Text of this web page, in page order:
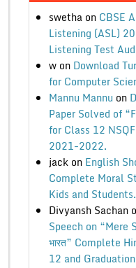
swethaon CBSE
Listening (ASL)
Listening Test
won Download
for Computer
Mannu Mannu on
Paper Solved of
for Class 12
2021-2022.
jackon English
Complete Moral
Kids and Students.
Divyansh Sachan
Speech on “Mere
भारत” Complete
12 and